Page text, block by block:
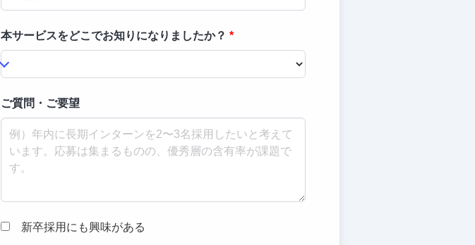
本サービスをどこでお知りになりましたか？
ご質問・ご要望
新卒採用にも興味がある